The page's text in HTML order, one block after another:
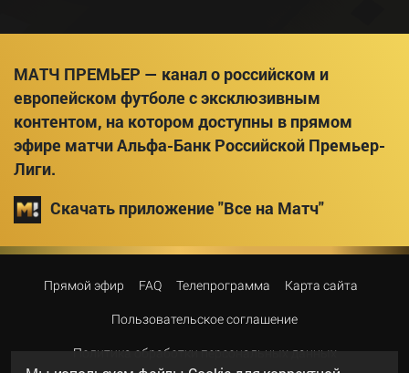
МАТЧ ПРЕМЬЕР — канал о российском и
европейском футболе с эксклюзивным
контентом, на котором доступны в прямом
эфире матчи Альфа-Банк Российской Премьер-
Лиги.
Скачать приложение "Все на Матч"
Прямой эфир FAQ Телепрограмма Карта сайта
Пользовательское соглашение
Политика обработки персональных данных